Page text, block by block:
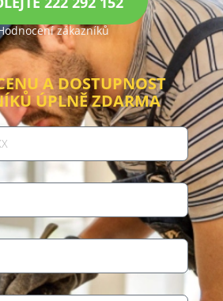
zákazníků
A DOSTUPNOST
ÚPLNĚ ZDARMA